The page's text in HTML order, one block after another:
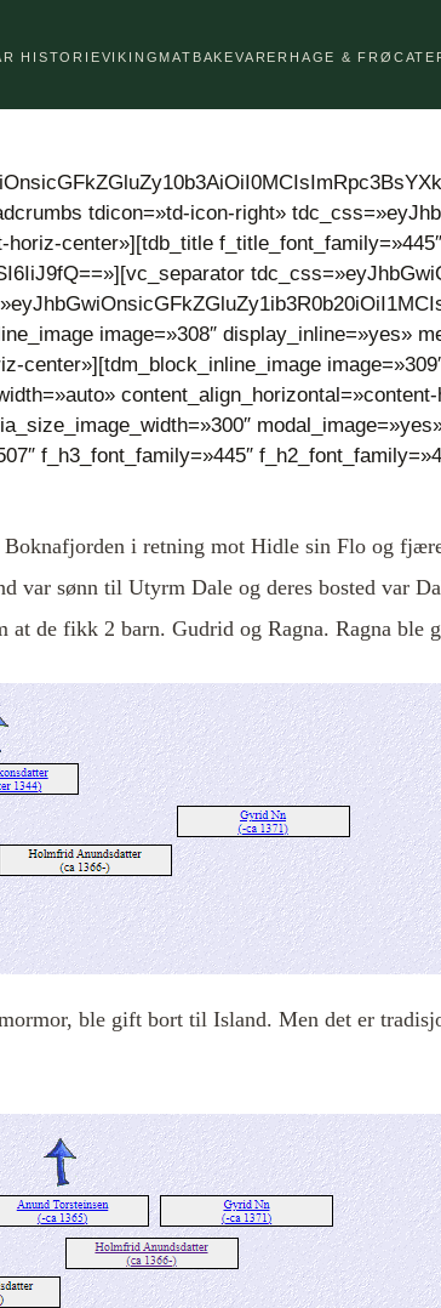
HISTORIEVIKINGMAT BAKEVARER HAGE & FRØ
tdicon=»td-icon-right»
center»][tdb_title
image=»308″ display_inline=»yes»
center»][tdm_block_inline_image
f_h3_font_family=»445″
i retning mot Hidle sin Flo og
var sønn til Utyrm Dale og deres bosted var
de fikk 2 barn. Gudrid og Ragna. Ragna
ble gift bort til Island. Men det er